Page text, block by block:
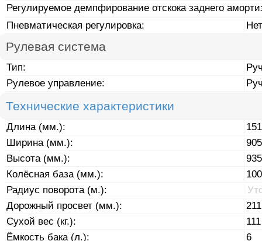
Регулируемое демпфирование отскока заднего
Пневматическая регулировка:
Нет
Рулевая система
Тип:
Рулевое управление:
Технические характеристики
Длина (мм.):
Ширина (мм.):
905
Высота (мм.):
935
Колёсная база (мм.):
Радиус поворота (м.):
Дорожный просвет (мм.):
211
Сухой вес (кг.):
111
Ёмкость бака (л.):
6